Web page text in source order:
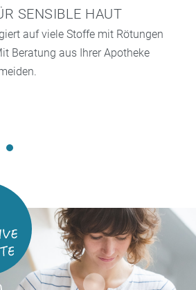
SENSIBLE HAUT
auf viele Stoffe mit Rötungen
Beratung aus Ihrer Apotheke